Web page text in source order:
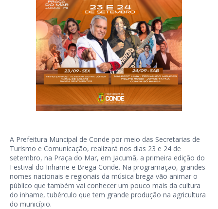
A Prefeitura Muncipal de Conde por meio das Secretarias de
Turismo e Comunicação, realizará nos dias 23 e 24 de
setembro, na Praça do Mar, em Jacumã, a primeira edição do
Festival do Inhame e Brega Conde. Na programação, grandes
nomes nacionais e regionais da música brega vão animar o
público que também vai conhecer um pouco mais da cultura
do inhame, tubérculo que tem grande produção na agricultura
do município.